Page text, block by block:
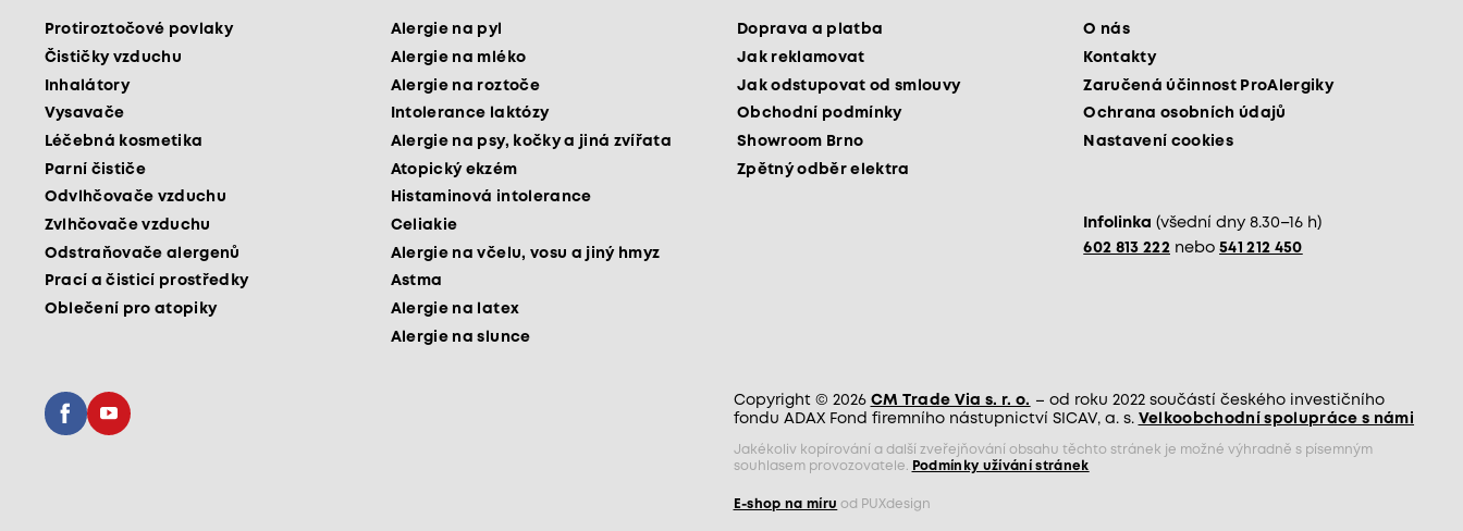
Protiroztočové povlaky
Čističky vzduchu
Inhalátory
Vysavače
Léčebná kosmetika
Parní čističe
Odvlhčovače vzduchu
Zvlhčovače vzduchu
Odstraňovače alergenů
Prací a čisticí prostředky
Oblečení pro atopiky
Alergie na pyl
Alergie na mléko
Alergie na roztoče
Intolerance laktózy
Alergie na psy, kočky a jiná zvířata
Atopický ekzém
Histaminová intolerance
Celiakie
Alergie na včelu, vosu a jiný hmyz
Astma
Alergie na latex
Alergie na slunce
Doprava a platba
Jak reklamovat
Jak odstupovat od smlouvy
Obchodní podmínky
Showroom Brno
Zpětný odběr elektra
O nás
Kontakty
Zaručená účinnost ProAlergiky
Ochrana osobních údajů
Nastavení cookies
Infolinka (všední dny 8.30–16 h)
602 813 222 nebo 541 212 450
Copyright © 2026 CM Trade Via s. r. o. – od roku 2022 součástí českého investičního
fondu ADAX Fond firemního nástupnictví SICAV, a. s. Velkoobchodní spolupráce s námi
Jakékoliv kopírování a další zveřejňování obsahu těchto stránek je možné výhradně s písemným
souhlasem provozovatele. Podmínky užívání stránek
E-shop na míru od PUXdesign